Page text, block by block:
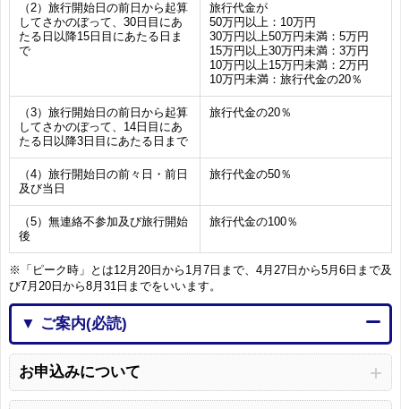
（2）旅行開始日の前日から起算
してさかのぼって、30日目にあ
たる日以降15日目にあたる日ま
で
旅行代金が
50万円以上：10万円
30万円以上50万円未満：5万円
15万円以上30万円未満：3万円
10万円以上15万円未満：2万円
10万円未満：旅行代金の20％
（3）旅行開始日の前日から起算
してさかのぼって、14日目にあ
たる日以降3日目にあたる日まで
旅行代金の20％
（4）旅行開始日の前々日・前日
及び当日
旅行代金の50％
（5）無連絡不参加及び旅行開始
後
旅行代金の100％
※「ピーク時」とは12月20日から1月7日まで、4月27日から5月6日まで及
び7月20日から8月31日までをいいます。
▼ ご案内(必読)
お申込みについて